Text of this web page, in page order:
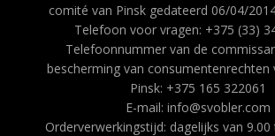
comité van Pinsk gedateerd 06/04/
Telefoon voor vragen: +375 (33)
Telefoonnummer van de
bescherming van consumentenrechten
Pinsk: +375 165 322061
E-mail: info@svobler.com
Orderverwerkingstijd: dagelijks van